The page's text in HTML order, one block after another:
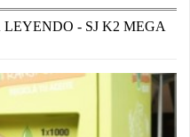
- SJ K2 MEGA